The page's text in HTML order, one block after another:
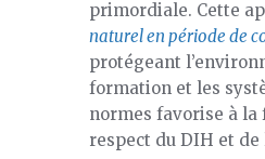
primordiale. Cette
naturel en période de
protégeant
formation et les
normes favorise à la
respect du DIH et de